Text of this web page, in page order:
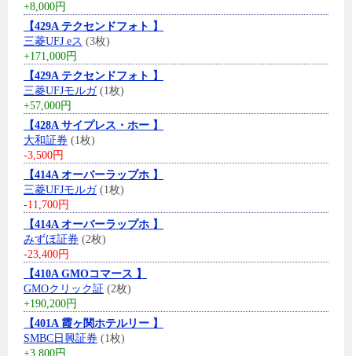
+8,000円
【429A テクセンドフォト 】
三菱UFJ eス (3枚)
+171,000円
【429A テクセンドフォト 】
三菱UFJモルガ(1枚)
+57,000円
【428A サイプレス・ホー 】
大和証券 (1枚)
-3,500円
【414A オーバーラップホ 】
三菱UFJモルガ(1枚)
-11,700円
【414A オーバーラップホ 】
みずほ証券 (2枚)
-23,400円
【410A GMOコマース 】
GMOクリック証 (2枚)
+190,200円
【401A 霞ヶ関ホテルリー 】
SMBC日興証券 (1枚)
+3,800円